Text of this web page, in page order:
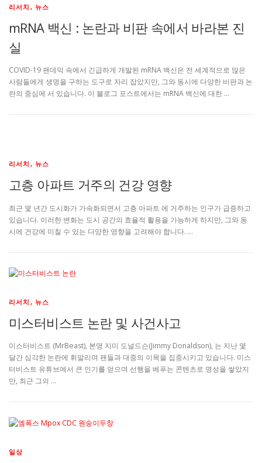
리서치, 뉴스
mRNA 백신 : 논란과 비판 속에서 바라본 진
실
COVID-19 팬데믹 속에서 긴급하게 개발된 mRNA 백신은 전 세계적으로 많은
사람들에게 생명을 구하는 도구로 자리 잡았지만, 그와 동시에 다양한 비판과 논
란의 중심에 서 있습니다. 이 블로그 포스트에서는 mRNA 백신에 대한 …
리서치, 뉴스
고층 아파트 거주의 건강 영향
최근 몇 년간 도시화가 가속화되면서 고층 아파트 에 거주하는 인구가 급증하고
있습니다. 이러한 변화는 도시 공간의 효율적 활용을 가능하게 하지만, 그와 동
시에 건강에 미칠 수 있는 다양한 영향을 고려해야 합니다. …
리서치, 뉴스
미스터비스트 논란 및 사건사고
미스터비스트 (MrBeast), 본명 지미 도널드슨(Jimmy Donaldson), 는 지난 몇
달간 심각한 논란에 휘말리며 팬들과 대중의 이목을 집중시키고 있습니다. 미스
터비스트 유튜브에서 큰 인기를 얻으며 선행을 베푸는 콘텐츠로 명성을 쌓았지
만, 최근 그의 …
일상